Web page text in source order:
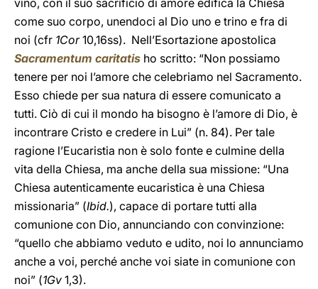
vino, con il suo sacrificio di amore edifica la Chiesa
come suo corpo, unendoci al Dio uno e trino e fra di
noi (cfr 1Cor10,16ss). Nell’Esortazione apostolica
Sacramentum caritatis ho scritto: “Non possiamo
tenere per noi l’amore che celebriamo nel Sacramento.
Esso chiede per sua natura di essere comunicato a
tutti. Ciò di cui il mondo ha bisogno è l’amore di Dio, è
incontrare Cristo e credere in Lui” (n. 84). Per tale
ragione l’Eucaristia non è solo fonte e culmine della
vita della Chiesa, ma anche della sua missione: “Una
Chiesa autenticamente eucaristica è una Chiesa
missionaria” (Ibid.), capace di portare tutti alla
comunione con Dio, annunciando con convinzione:
“quello che abbiamo veduto e udito, noi lo annunciamo
anche a voi, perché anche voi siate in comunione con
noi” (1Gv 1,3).